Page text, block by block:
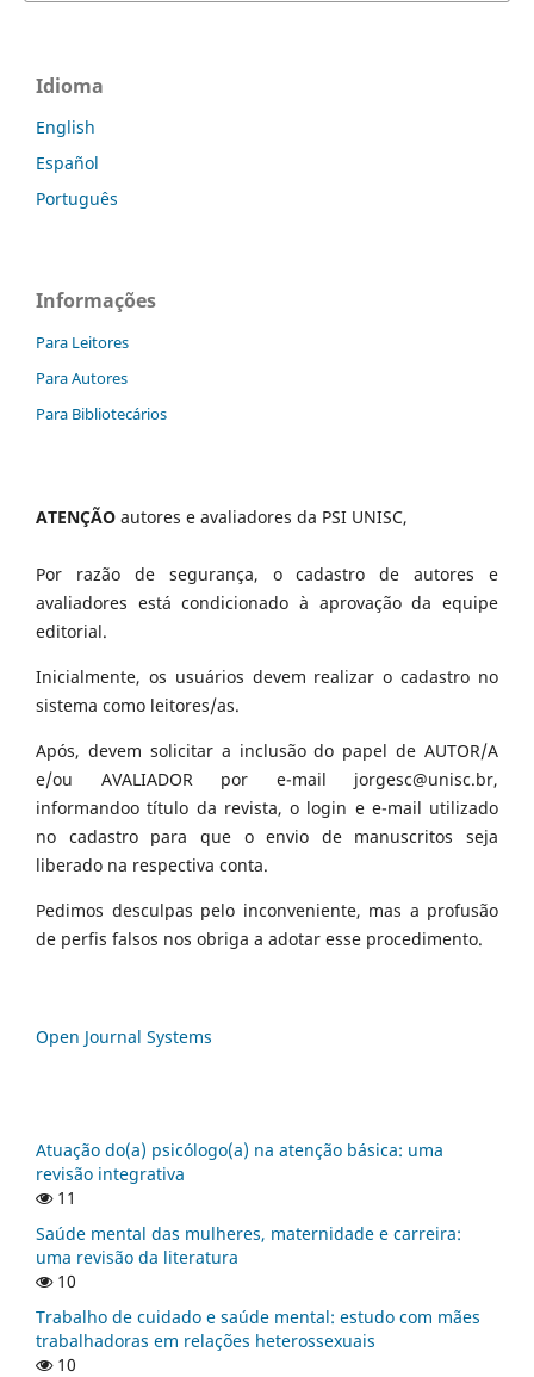
Idioma
English
Español
Português
Informações
Para Leitores
Para Autores
Para Bibliotecários
ATENÇÃO autores e avaliadores da PSI UNISC,
Por razão de segurança, o cadastro de autores e
avaliadores está condicionado à aprovação da equipe
editorial.
Inicialmente, os usuários devem realizar o cadastro no
sistema como leitores/as.
Após, devem solicitar a inclusão do papel de AUTOR/A
e/ou AVALIADOR por e-mail jorgesc@unisc.br,
informandoo título da revista, o login e e-mail utilizado
no cadastro para que o envio de manuscritos seja
liberado na respectiva conta.
Pedimos desculpas pelo inconveniente, mas a profusão
de perfis falsos nos obriga a adotar esse procedimento.
Open Journal Systems
Atuação do(a) psicólogo(a) na atenção básica: uma
revisão integrativa
11
Saúde mental das mulheres, maternidade e carreira:
uma revisão da literatura
10
Trabalho de cuidado e saúde mental: estudo com mães
trabalhadoras em relações heterossexuais
10